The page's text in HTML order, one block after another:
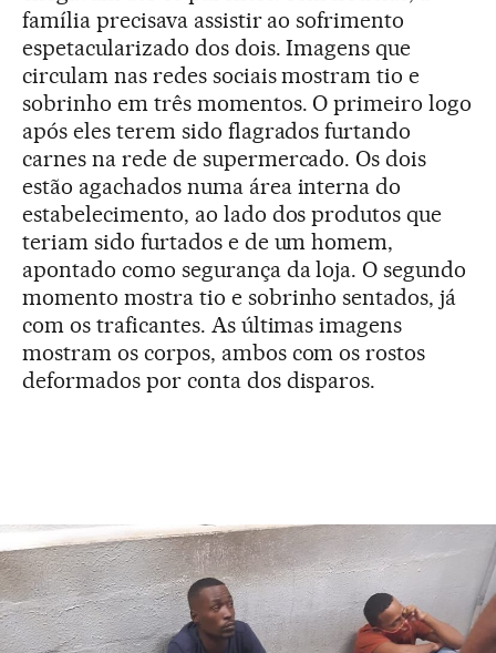
família precisava assistir ao sofrimento
espetacularizado dos dois. Imagens que
circulam nas redes sociais mostram tio e
sobrinho em três momentos. O primeiro logo
após eles terem sido flagrados furtando
carnes na rede de supermercado. Os dois
estão agachados numa área interna do
estabelecimento, ao lado dos produtos que
teriam sido furtados e de um homem,
apontado como segurança da loja. O segundo
momento mostra tio e sobrinho sentados, já
com os traficantes. As últimas imagens
mostram os corpos, ambos com os rostos
deformados por conta dos disparos.